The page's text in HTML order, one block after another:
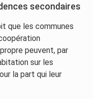
secondaires
que les communes
peuvent, par
sur les
la part qui leur